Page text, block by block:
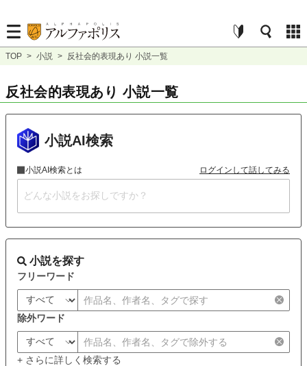
TOP > 小説 > 反社会的表現あり 小説一覧
反社会的表現あり 小説一覧
小説AI検索
小説AI検索とは ログインして話してみる
小説を探す
フリーワード
除外ワード
+ さらに詳しく検索する